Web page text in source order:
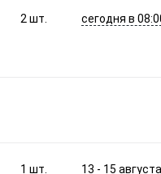
2шт. сегодня в
1шт. 13 - 15